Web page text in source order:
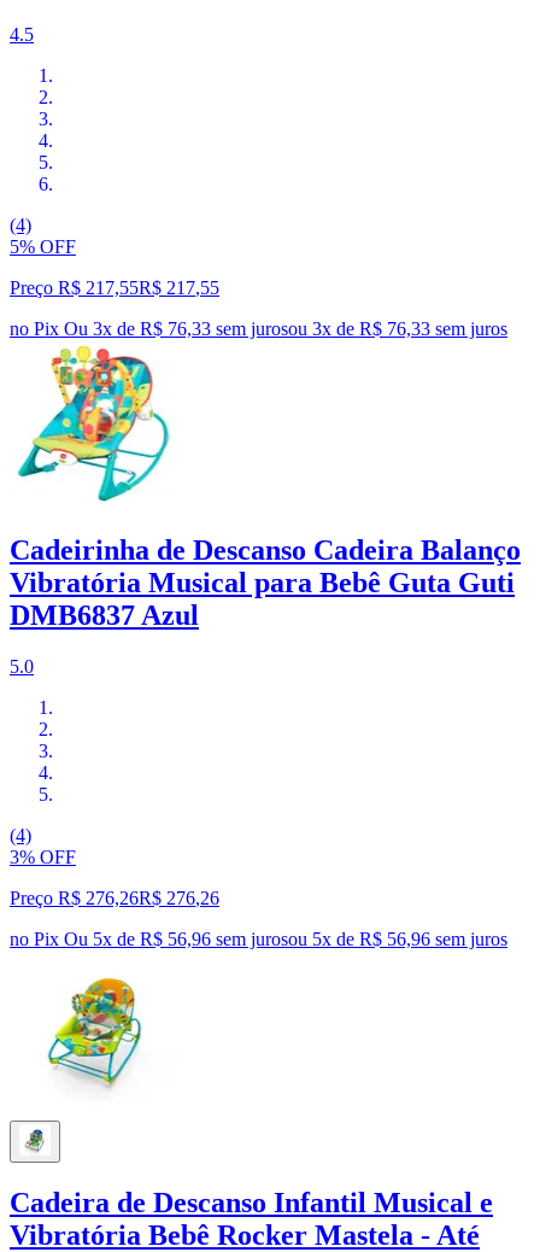
4.5
(4)
5% OFF
Preço R$ 217,55R$ 217,55
no Pix Ou 3x de R$ 76,33 sem jurosou 3x de R$ 76,33 sem juros
Cadeirinha de Descanso Cadeira Balanço
Vibratória Musical para Bebê Guta Guti
DMB6837 Azul
5.0
(4)
3% OFF
Preço R$ 276,26R$ 276,26
no Pix Ou 5x de R$ 56,96 sem jurosou 5x de R$ 56,96 sem juros
Cadeira de Descanso Infantil Musical e
Vibratória Bebê Rocker Mastela - Até